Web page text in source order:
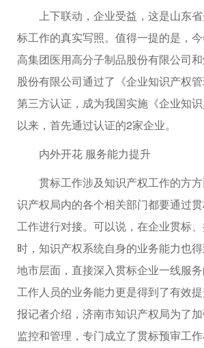
上下联动，企业受益，这是山东省
标工作的真实写照。值得一提的是，
高集团医用高分子制品股份有限公司
股份有限公司通过了《企业知识产权
第三方认证，成为我国实施《企业知识
以来，首先通过认证的2家企业。
内外开花 服务能力提升
贯标工作涉及知识产权工作的方方
识产权局内的各个相关部门都要通过
工作进行对接。可以说，在企业贯标
时，知识产权系统自身的业务能力也
地市层面，直接深入贯标企业一线服
工作人员的业务能力更是得到了有效
报记者介绍，济南市知识产权局为了
监控和管理，专门成立了贯标预审工